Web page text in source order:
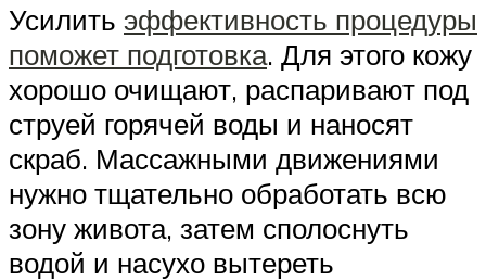
Усилить эффективность процедуры
поможет подготовка. Для этого кожу
хорошо очищают, распаривают под
струей горячей воды и наносят
скраб. Массажными движениями
нужно тщательно обработать всю
зону живота, затем сполоснуть
водой и насухо вытереть